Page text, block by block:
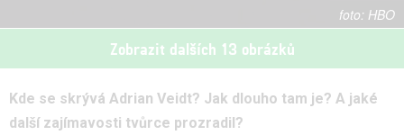
HBO
Zobrazit dalších 13 obrázků
Kde se skrývá Adrian Veidt? Jak dlouho tam je? A jaké
další zajímavosti tvůrce prozradil?